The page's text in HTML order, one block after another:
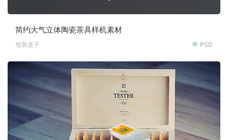
简约大气立体陶瓷茶具样机素材
包装盒子 PSD